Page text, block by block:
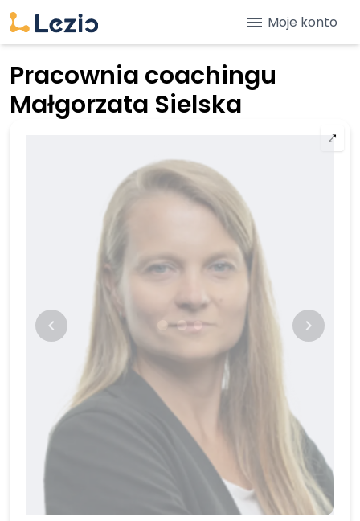
menu Moje konto
Pracownia coachingu
Małgorzata Sielska
keyboard_arrow_right
keyboard_arrow_left
⤢